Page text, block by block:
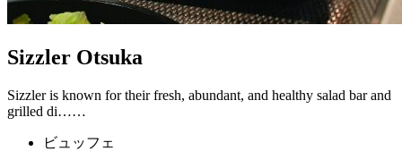
Sizzler Otsuka
Sizzler is known for their fresh, abundant, and healthy salad bar and
grilled di……
ビュッフェ